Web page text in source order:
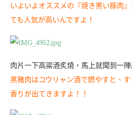
いよいよオススメの『焼き黑い豚肉
ても人気が高いんですよ！
肉片一下高粱酒炙燒，馬上就聞到一
黑豬肉はコウリャン酒で燃やすと、
香りが出てきますよ！！